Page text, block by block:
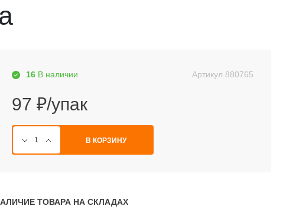
16 В наличии Артикул 880765
97 ₽/упак
В КОРЗИНУ
ТОВАРА НА СКЛАДАХ